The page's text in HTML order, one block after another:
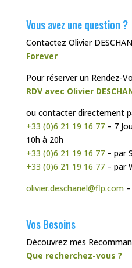
Vous avez une question ?
Contactez Olivier
Forever
Pour réserver un Rendez-
RDV avec Olivier
ou contacter directement
+33 (0)6 21 19 16 77– 7
10h à 20h
+33 (0)6 21 19 16 77– par
+33 (0)6 21 19 16 77– par
olivier.deschanel@flp.com–
Vos Besoins
Découvrez mes
Que recherchez-vous ?